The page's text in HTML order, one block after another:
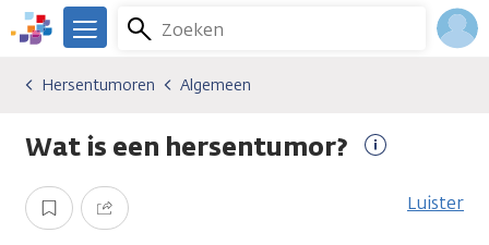
Overslaan
en
gaan
We
er
je.
Zoeken
Menu
Kankersoorten
Hersentumoren
Algemeen
Hersentumoren Algemeen
Wat is een hersentumor?
informatie
Opslaan Delen Luister